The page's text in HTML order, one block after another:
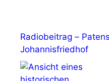
Radiobeitrag –
Johannisfriedhof